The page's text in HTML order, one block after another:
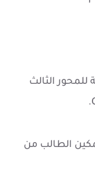
للمحور الثالث
الطالب من